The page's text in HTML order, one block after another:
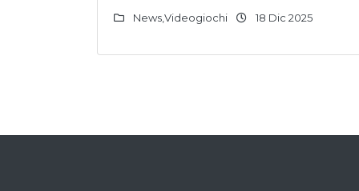
NewsVideogiochi 18 Dic 2025